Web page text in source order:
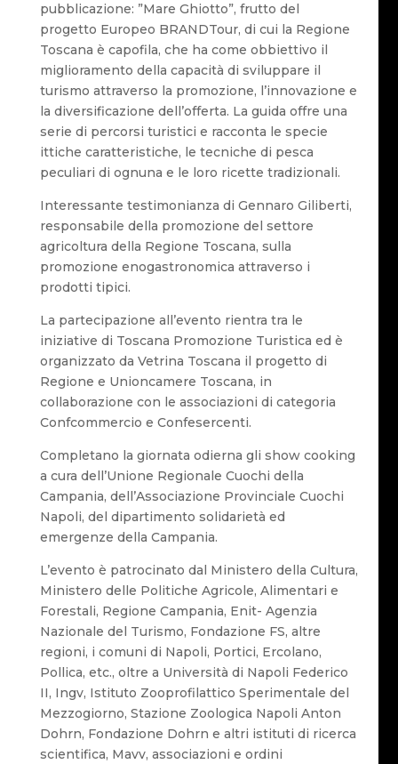
pubblicazione: ”Mare Ghiotto”, frutto del
progetto Europeo BRANDTour, di cui la Regione
Toscana è capofila, che ha come obbiettivo il
miglioramento della capacità di sviluppare il
turismo attraverso la promozione, l’innovazione e
la diversificazione dell’offerta. La guida offre una
serie di percorsi turistici e racconta le specie
ittiche caratteristiche, le tecniche di pesca
peculiari di ognuna e le loro ricette tradizionali.
Interessante testimonianza di Gennaro Giliberti,
responsabile della promozione del settore
agricoltura della Regione Toscana, sulla
promozione enogastronomica attraverso i
prodotti tipici.
La partecipazione all’evento rientra tra le
iniziative di Toscana Promozione Turistica ed è
organizzato da Vetrina Toscana il progetto di
Regione e Unioncamere Toscana, in
collaborazione con le associazioni di categoria
Confcommercio e Confesercenti.
Completano la giornata odierna gli show cooking
a cura dell’Unione Regionale Cuochi della
Campania, dell’Associazione Provinciale Cuochi
Napoli, del dipartimento solidarietà ed
emergenze della Campania.
L’evento è patrocinato dal Ministero della Cultura,
Ministero delle Politiche Agricole, Alimentari e
Forestali, Regione Campania, Enit- Agenzia
Nazionale del Turismo, Fondazione FS, altre
regioni, i comuni di Napoli, Portici, Ercolano,
Pollica, etc., oltre a Università di Napoli Federico
II, Ingv, Istituto Zooprofilattico Sperimentale del
Mezzogiorno, Stazione Zoologica Napoli Anton
Dohrn, Fondazione Dohrn e altri istituti di ricerca
scientifica, Mavv, associazioni e ordini